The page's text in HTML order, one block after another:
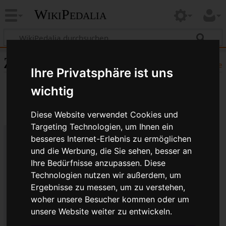
Ihre Privatsphäre ist uns
wichtig
Diese Website verwendet Cookies und
Targeting Technologien, um Ihnen ein
besseres Internet-Erlebnis zu ermöglichen
und die Werbung, die Sie sehen, besser an
Ihre Bedürfnisse anzupassen. Diese
Technologien nutzen wir außerdem, um
Ergebnisse zu messen, um zu verstehen,
woher unsere Besucher kommen oder um
unsere Website weiter zu entwickeln.
WikiPedalia
Hilfe
Zitierhilfe
Bibliografische Angaben für
Selecta ®
Seitentitel: Selecta ®
Autor(en): WikiPedalia-Bearbeiter
Herausgeber:WikiPedalia